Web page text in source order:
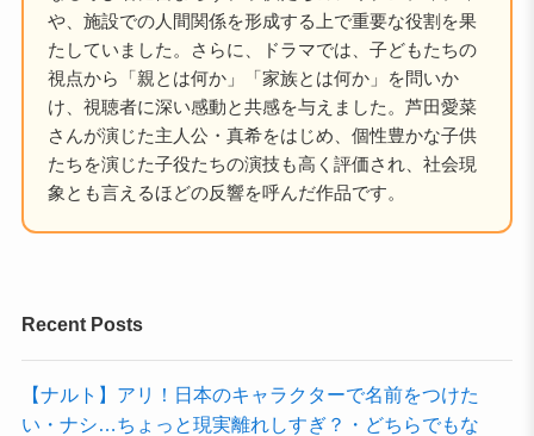
や、施設での人間関係を形成する上で重要な役割を果
たしていました。さらに、ドラマでは、子どもたちの
視点から「親とは何か」「家族とは何か」を問いか
け、視聴者に深い感動と共感を与えました。芦田愛菜
さんが演じた主人公・真希をはじめ、個性豊かな子供
たちを演じた子役たちの演技も高く評価され、社会現
象とも言えるほどの反響を呼んだ作品です。
Recent Posts
【ナルト】アリ！日本のキャラクターで名前をつけた
い・ナシ…ちょっと現実離れしすぎ？・どちらでもな